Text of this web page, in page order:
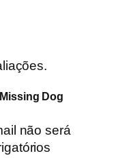
Dog
não será